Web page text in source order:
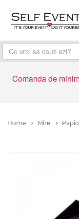
Comanda de
Home Mire